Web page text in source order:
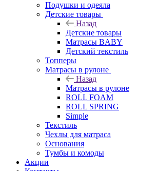
Подушки и одеяла
Детские товары
Назад
Детские товары
Матрасы BABY
Детский текстиль
Топперы
Матрасы в рулоне
Назад
Матрасы в рулоне
ROLL FOAM
ROLL SPRING
Simple
Текстиль
Чехлы для матраса
Основания
Тумбы и комоды
Акции